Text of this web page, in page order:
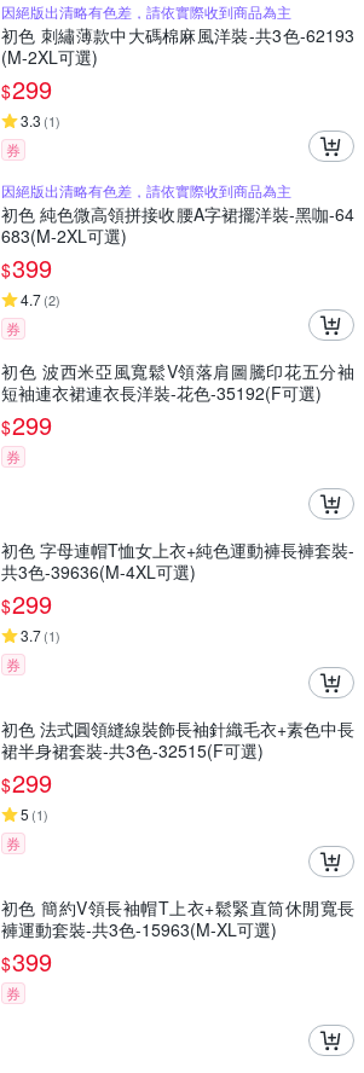
因絕版出清略有色差，請依實際收到商品為主
初色 刺繡薄款中大碼棉麻風洋裝-共3色-62193
(M-2XL可選)
$299
3.3 (1)
券
因絕版出清略有色差，請依實際收到商品為主
初色 純色微高領拼接收腰A字裙擺洋裝-黑咖-64
683(M-2XL可選)
$399
4.7(2)
券
初色 波西米亞風寬鬆V領落肩圖騰印花五分袖
短袖連衣裙連衣長洋裝-花色-35192(F可選)
$299
券
初色 字母連帽T恤女上衣+純色運動褲長褲套裝-
共3色-39636(M-4XL可選)
$299
3.7(1)
券
初色 法式圓領縫線裝飾長袖針織毛衣+素色中長
裙半身裙套裝-共3色-32515(F可選)
$299
5 (1)
券
初色 簡約V領長袖帽T上衣+鬆緊直筒休閒寬長
褲運動套裝-共3色-15963(M-XL可選)
$399
券